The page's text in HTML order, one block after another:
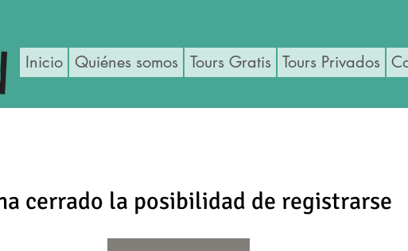
Inicio Quiénes somos Tours Gratis Tours Privados
cerrado la posibilidad de registrarse